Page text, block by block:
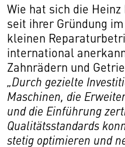
Wie hat sich die
seit ihrer Gründung
kleinen
international
Zahnrädern und
„Durch gezielte
Maschinen, die
und die Einführung
Qualitätsstandards
stetig optimieren und